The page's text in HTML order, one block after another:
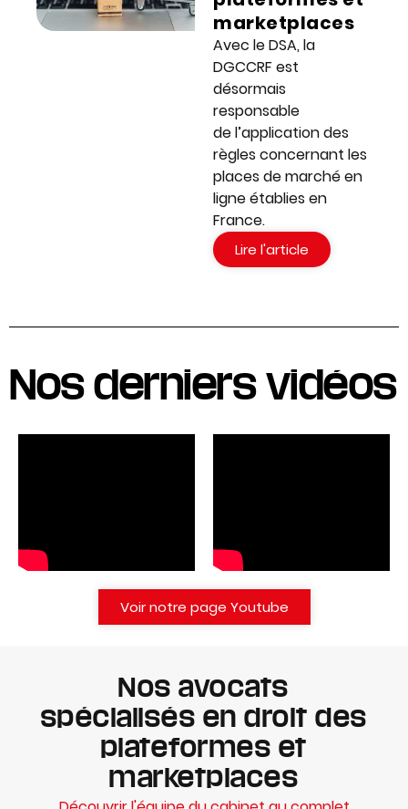
marketplaces
Avec le DSA, la
DGCCRF est
désormais
responsable
de l’application des
règles concernant les
places de marché en
ligne établies en
France.
Lire l'article
Nos derniers vidéos
Voir notre page Youtube
Nos avocats
spécialisés en droit des
plateformes et
marketplaces